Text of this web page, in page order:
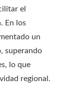
el
En los
un
superando
lo que
regional.